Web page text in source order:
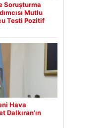
Soruşturma
Mutlu
Testi Pozitif
Hava
Dalkıran’ın